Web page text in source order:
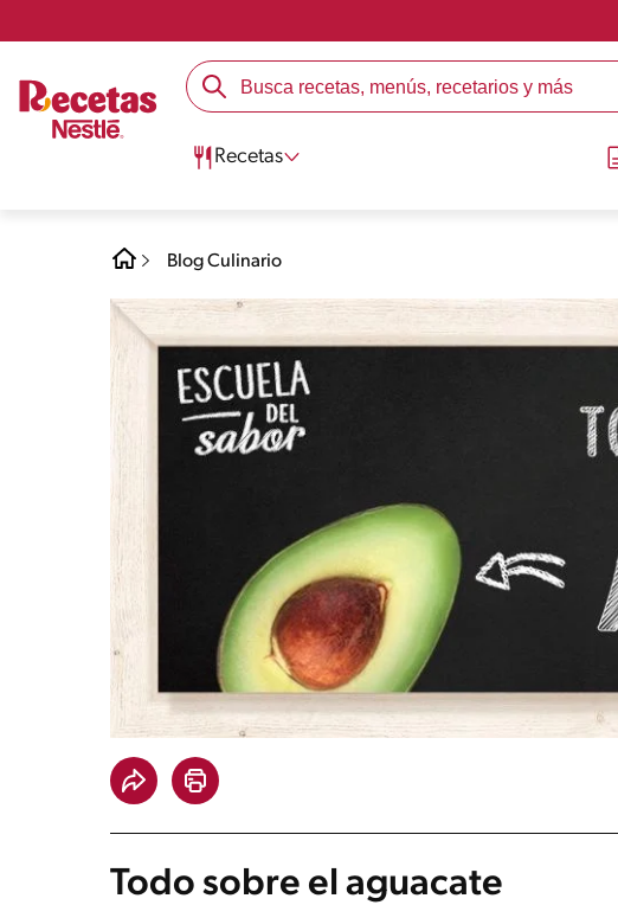
Recetas
Blog Culinario
Todo sobre el aguacate